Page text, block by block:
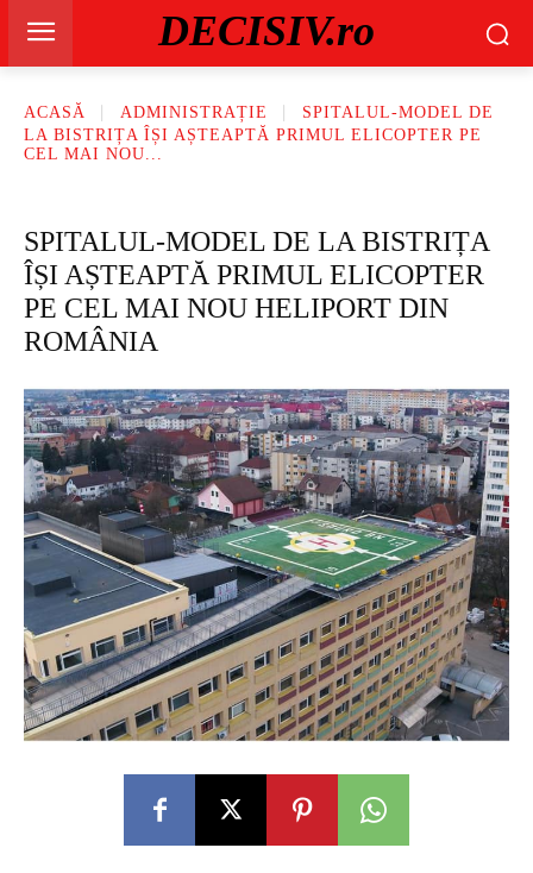
DECISIV.ro
ACASĂ ADMINISTRAȚIE
SPITALUL-MODEL DE
LA BISTRIȚA ÎȘI AȘTEAPTĂ PRIMUL ELICOPTER PE
CEL MAI NOU...
SPITALUL-MODEL DE LA BISTRIȚA
ÎȘI AȘTEAPTĂ PRIMUL ELICOPTER
PE CEL MAI NOU HELIPORT DIN
ROMÂNIA